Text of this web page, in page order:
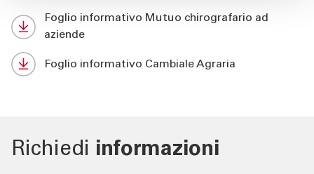
Foglio informativo Mutuo chirografario ad
aziende
Foglio informativo Cambiale Agraria
Richiedi informazioni